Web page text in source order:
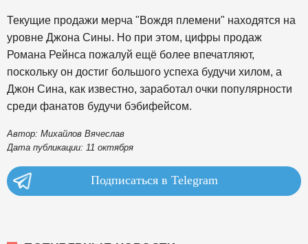
Текущие продажи мерча "Вождя племени" находятся на
уровне Джона Сины. Но при этом, цифры продаж
Романа Рейнса пожалуй ещё более впечатляют,
поскольку он достиг большого успеха будучи хилом, а
Джон Сина, как известно, заработал очки популярности
среди фанатов будучи бэбифейсом.
Автор: Михайлов Вячеслав
Дата публикации: 11 октября
Подписаться в Telegram